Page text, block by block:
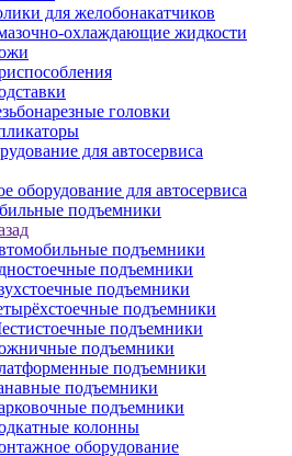
для желобонакатчиков
охлаждающие жидкости
головки
для автосервиса
оборудование для автосервиса
подъемники
подъемники
подъемники
подъемники
подъемники
подъемники
подъемники
подъемники
подъемники
подъемники
колонны
оборудование